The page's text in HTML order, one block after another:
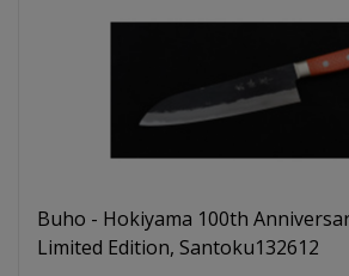
Buho - Hokiyama 100th
Limited Edition, Santoku132612